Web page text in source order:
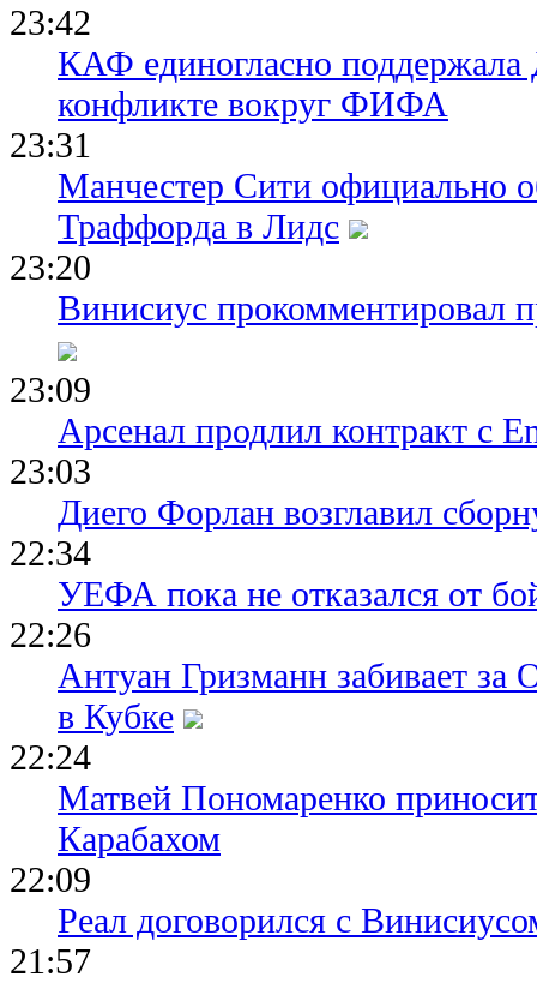
23:42
КАФ единогласно
конфликте вокруг ФИФА
23:31
Манчестер Сити официально
Траффорда в Лидс
23:20
Винисиус прокомментировал
23:09
Арсенал продлил контракт с
23:03
Диего Форлан возглавил
22:34
УЕФА пока не отказался от
22:26
Антуан Гризманн забивает за
в Кубке
22:24
Матвей Пономаренко
Карабахом
22:09
Реал договорился с
21:57